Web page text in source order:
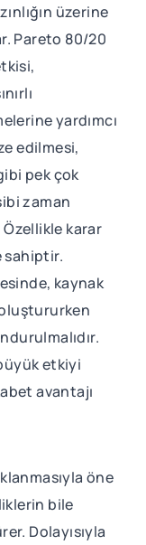
üzerine
Pareto 80/20
yardımcı
edilmesi,
pek çok
zaman
karar
sahiptir.
kaynak
etkiyi
avantajı
öne
bile
Dolayısıyla